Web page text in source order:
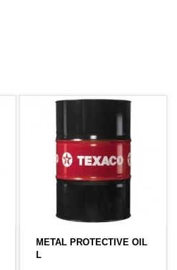
METAL PROTECTIVE OIL
L